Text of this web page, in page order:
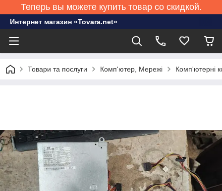
Теперь вы можете купить товар со скидкой.
Интернет магазин «Tovara.net»
Товари та послуги Комп'ютер, Мережі Комп'ютерні